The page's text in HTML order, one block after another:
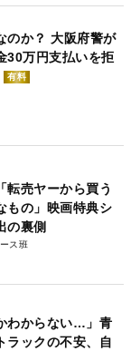
のか？ 大阪府警が
30万円支払いを拒
有料
転売ヤーから買う
もの」映画特典シ
の裏側
ス班
わからない…」青
ラックの不安、自